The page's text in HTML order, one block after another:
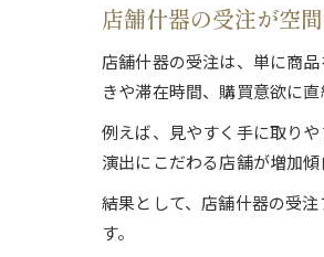
店舗什器の受注が空
店舗什器の受注は、単に商
きや滞在時間、購買意欲に直
例えば、見やすく手に取り
演出にこだわる店舗が増加
結果として、店舗什器の受
す。